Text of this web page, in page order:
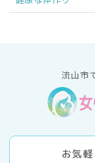
流山市
お気